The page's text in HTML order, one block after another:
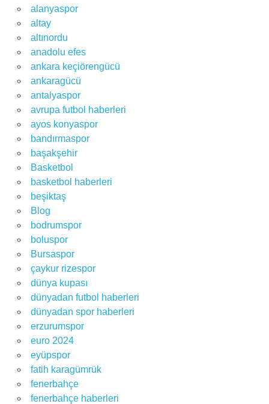
alanyaspor
altay
altınordu
anadolu efes
ankara keçiörengücü
ankaragücü
antalyaspor
avrupa futbol haberleri
ayos konyaspor
bandırmaspor
başakşehir
Basketbol
basketbol haberleri
beşiktaş
Blog
bodrumspor
boluspor
Bursaspor
çaykur rizespor
dünya kupası
dünyadan futbol haberleri
dünyadan spor haberleri
erzurumspor
euro 2024
eyüpspor
fatih karagümrük
fenerbahçe
fenerbahçe haberleri